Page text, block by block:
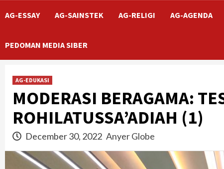
AG-ESSAY AG-SAINSTEK AG-RELIGI AG-AGENDA
PEDOMAN MEDIA SIBER
AG-EDUKASI
MODERASI BERAGAMA:
ROHILATUSSA’ADIAH (1)
December 30, 2022 Anyer Globe